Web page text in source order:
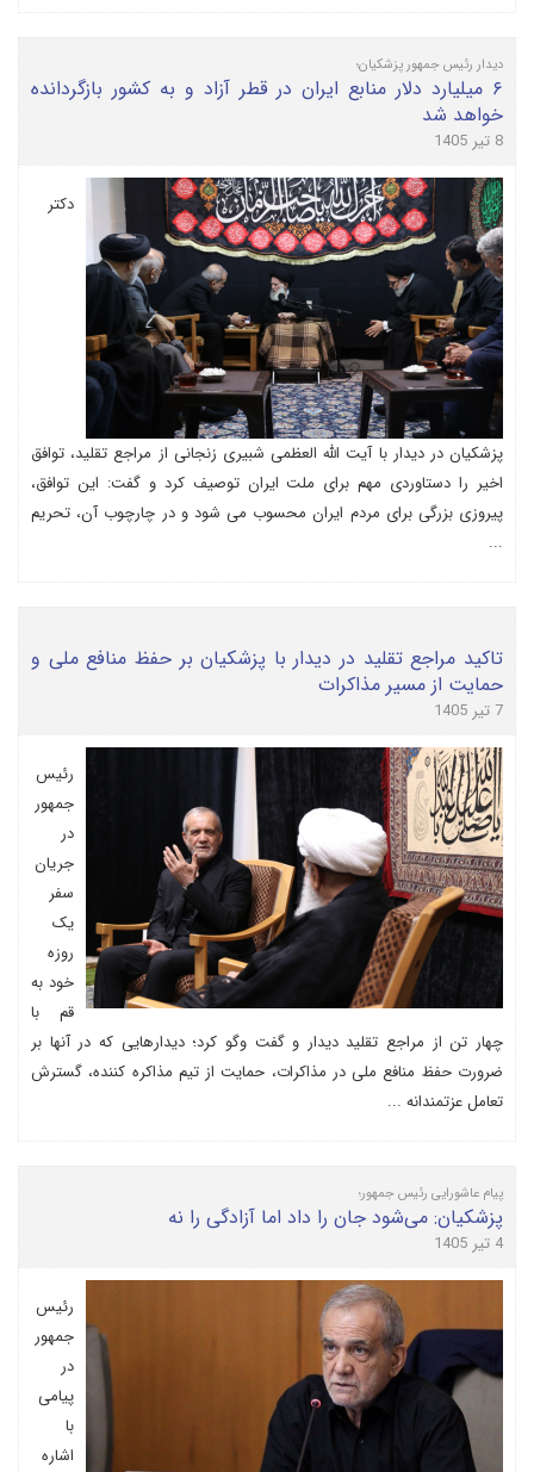
دیدار رئیس جمهور پزشکیان؛
۶ میلیارد دلار منابع ایران در قطر آزاد و به کشور بازگردانده
خواهد شد
8 تیر 1405
دکتر
پزشکیان در دیدار با آیت الله العظمی شبیری زنجانی از مراجع تقلید، توافق
اخیر را دستاوردی مهم برای ملت ایران توصیف کرد و گفت: این توافق،
پیروزی بزرگی برای مردم ایران محسوب می شود و در چارچوب آن، تحریم
...
تاکید مراجع تقلید در دیدار با پزشکیان بر حفظ منافع ملی و
حمایت از مسیر مذاکرات
7 تیر 1405
رئیس
جمهور
در
جریان
سفر
یک
روزه
خود به
قم با
چهار تن از مراجع تقلید دیدار و گفت وگو کرد؛ دیدارهایی که در آنها بر
ضرورت حفظ منافع ملی در مذاکرات، حمایت از تیم مذاکره کننده، گسترش
تعامل عزتمندانه ...
پیام عاشورایی رئیس جمهور؛
پزشکیان: می‌شود جان را داد اما آزادگی را نه
4 تیر 1405
رئیس
جمهور
در
پیامی
با
اشاره